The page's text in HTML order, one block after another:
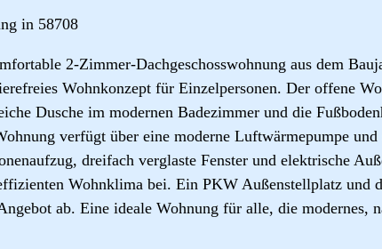
in 58708
2-Zimmer-Dachgeschosswohnung aus dem
Wohnkonzept für Einzelpersonen. Der offene
Dusche im modernen Badezimmer und die
verfügt über eine moderne Luftwärmepumpe
dreifach verglaste Fenster und elektrische
Wohnklima bei. Ein PKW Außenstellplatz und
ab. Eine ideale Wohnung für alle, die modernes,